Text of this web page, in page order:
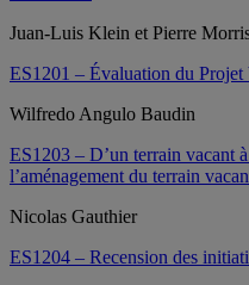
Juan-Luis Klein et Pierre
ES1201 – Évaluation du Projet
Wilfredo Angulo Baudin
ES1203 – D’un terrain vacant
l’aménagement du terrain
Nicolas Gauthier
ES1204 – Recension des